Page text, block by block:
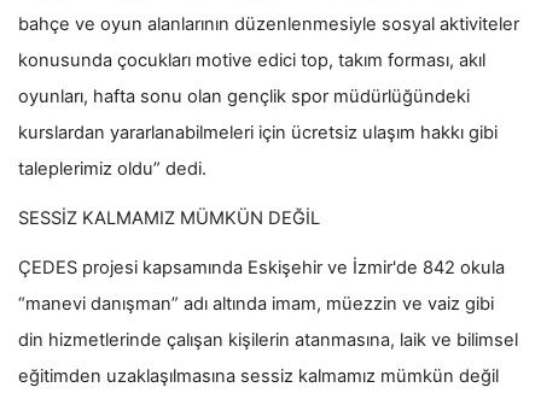
bahçe ve oyun alanlarının düzenlenmesiyle sosyal aktiviteler
konusunda çocukları motive edici top, takım forması, akıl
oyunları, hafta sonu olan gençlik spor müdürlüğündeki
kurslardan yararlanabilmeleri için ücretsiz ulaşım hakkı gibi
taleplerimiz oldu” dedi.
SESSİZ KALMAMIZ MÜMKÜN DEĞİL
ÇEDES projesi kapsamında Eskişehir ve İzmir'de 842 okula
“manevi danışman” adı altında imam, müezzin ve vaiz gibi
din hizmetlerinde çalışan kişilerin atanmasına, laik ve bilimsel
eğitimden uzaklaşılmasına sessiz kalmamız mümkün değil